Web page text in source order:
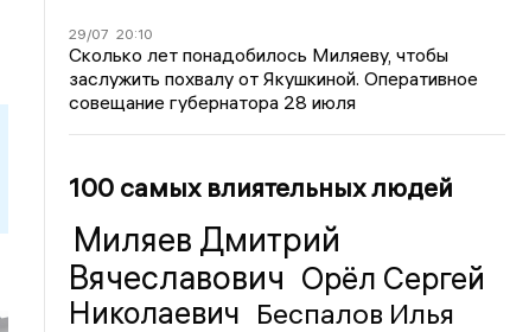
29/07 20:10
Сколько лет понадобилось Миляеву, чтобы
заслужить похвалу от Якушкиной. Оперативное
совещание губернатора 28 июля
100 самых влиятельных людей
Миляев Дмитрий
Вячеславович Орёл Сергей
Николаевич Беспалов Илья